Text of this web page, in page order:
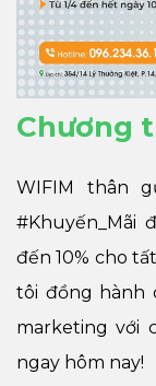
Chương
WIFIM thân
#Khuyến_Mãi
đến 10% cho
tôi đồng hành
marketing với
ngay hôm nay!